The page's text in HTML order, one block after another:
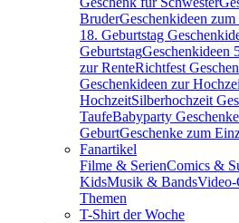
BruderGeschenkideen zum
18. Geburtstag
GeburtstagGeschenkideen
zur RenteRichtfest
Geschenkideen zur
HochzeitSilberhochzeit
TaufeBabyparty Geschenke
GeburtGeschenke zum
Fanartikel
Filme & SerienComics &
KidsMusik & BandsVideo-
Themen
T-Shirt der Woche